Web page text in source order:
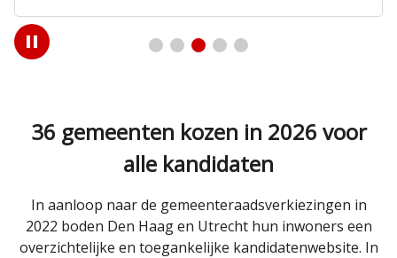
Play
/
36 gemeenten kozen in 2026 voor
alle kandidaten
In aanloop naar de gemeenteraadsverkiezingen in
2022 boden Den Haag en Utrecht hun inwoners een
overzichtelijke en toegankelijke kandidatenwebsite. In